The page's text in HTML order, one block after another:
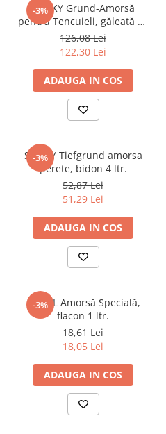
-3%
STICKY Grund-Amorsă
pentru Tencuieli, găleată 15
kg, tropical
126,08 Lei
122,30 Lei
ADAUGA IN COS
-3%
STICKY Tiefgrund amorsa
perete, bidon 4 ltr.
52,87 Lei
51,29 Lei
ADAUGA IN COS
-3%
CORAL Amorsă Specială,
flacon 1 ltr.
18,61 Lei
18,05 Lei
ADAUGA IN COS